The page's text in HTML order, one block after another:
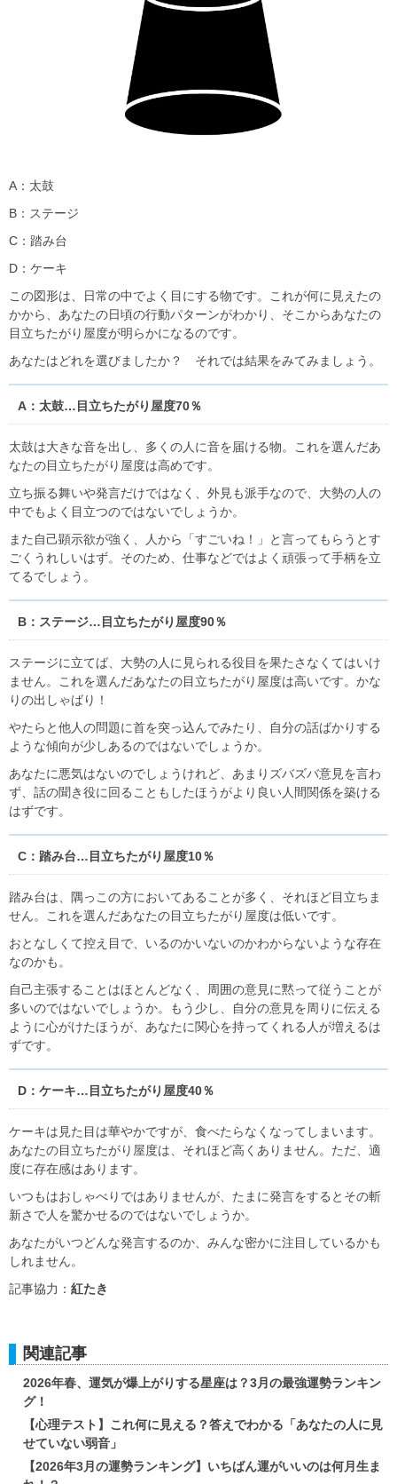
A：太鼓
B：ステージ
C：踏み台
D：ケーキ
この図形は、日常の中でよく目にする物です。これが何に見えたの
かから、あなたの日頃の行動パターンがわかり、そこからあなたの
目立ちたがり屋度が明らかになるのです。
あなたはどれを選びましたか？ それでは結果をみてみましょう。
A：太鼓…目立ちたがり屋度70％
太鼓は大きな音を出し、多くの人に音を届ける物。これを選んだあ
なたの目立ちたがり屋度は高めです。
立ち振る舞いや発言だけではなく、外見も派手なので、大勢の人の
中でもよく目立つのではないでしょうか。
また自己顕示欲が強く、人から「すごいね！」と言ってもらうとす
ごくうれしいはず。そのため、仕事などではよく頑張って手柄を立
てるでしょう。
B：ステージ…目立ちたがり屋度90％
ステージに立てば、大勢の人に見られる役目を果たさなくてはいけ
ません。これを選んだあなたの目立ちたがり屋度は高いです。かな
りの出しゃばり！
やたらと他人の問題に首を突っ込んでみたり、自分の話ばかりする
ような傾向が少しあるのではないでしょうか。
あなたに悪気はないのでしょうけれど、あまりズバズバ意見を言わ
ず、話の聞き役に回ることもしたほうがより良い人間関係を築ける
はずです。
C：踏み台…目立ちたがり屋度10％
踏み台は、隅っこの方においてあることが多く、それほど目立ちま
せん。これを選んだあなたの目立ちたがり屋度は低いです。
おとなしくて控え目で、いるのかいないのかわからないような存在
なのかも。
自己主張することはほとんどなく、周囲の意見に黙って従うことが
多いのではないでしょうか。もう少し、自分の意見を周りに伝える
ように心がけたほうが、あなたに関心を持ってくれる人が増えるは
ずです。
D：ケーキ…目立ちたがり屋度40％
ケーキは見た目は華やかですが、食べたらなくなってしまいます。
あなたの目立ちたがり屋度は、それほど高くありません。ただ、適
度に存在感はあります。
いつもはおしゃべりではありませんが、たまに発言をするとその斬
新さで人を驚かせるのではないでしょうか。
あなたがいつどんな発言するのか、みんな密かに注目しているかも
しれません。
記事協力： 紅たき
関連記事
2026年春、運気が爆上がりする星座は？3月の最強運勢ランキン
グ！
【心理テスト】これ何に見える？答えでわかる「あなたの人に見
せていない弱音」
【2026年3月の運勢ランキング】いちばん運がいいのは何月生ま